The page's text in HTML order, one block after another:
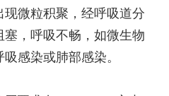
微粒积聚，经呼吸道分
，呼吸不畅，如微生物
感染或肺部感染。